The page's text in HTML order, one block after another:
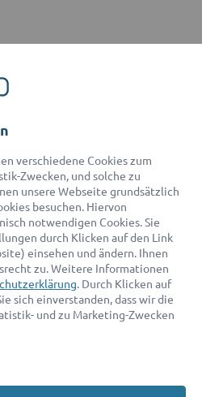
bis 17:00 Uhr für Sie erreichbar.
den passenden Rechtsanwalt finden
verschiedene Cookies zum
Zwecken, und solche zu
unsere Webseite grundsätzlich
besuchen. Hiervon
notwendigen Cookies. Sie
durch Klicken auf den Link
einsehen und ändern. Ihnen
zu. Weitere Informationen
. Durch Klicken auf
sich einverstanden, dass wir die
und zu Marketing-Zwecken